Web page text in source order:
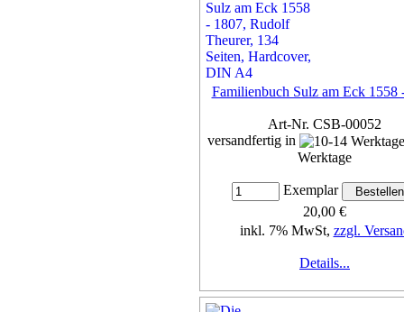
Familienbuch Sulz am Eck 1558
Art-Nr. CSB-00052
versandfertig in
Werktage
Exemplar
20,00 €
inkl. 7% MwSt, zzgl.
Details...